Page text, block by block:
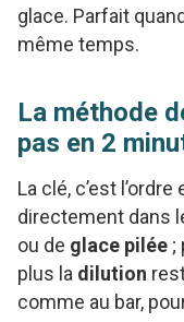
glace. Parfait
même temps.
La méthode
pas en 2
La clé, c’est
directement dans
ou de glace pilée ;
plus la dilution
comme au bar,